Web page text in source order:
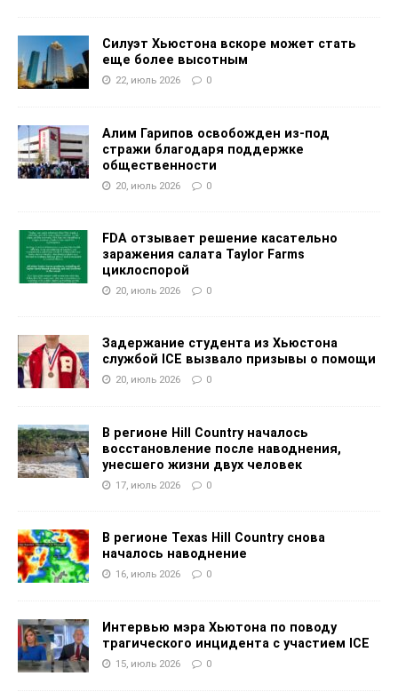
Силуэт Хьюстона вскоре может стать
еще более высотным
22, июль 2026 0
Алим Гарипов освобожден из-под
стражи благодаря поддержке
общественности
20, июль 2026 0
FDA отзывает решение касательно
заражения салата Taylor Farms
циклоспорой
20, июль 2026 0
Задержание студента из Хьюстона
службой ICE вызвало призывы о помощи
20, июль 2026 0
В регионе Hill Country началось
восстановление после наводнения,
унесшего жизни двух человек
17, июль 2026 0
В регионе Texas Hill Country снова
началось наводнение
16, июль 2026 0
Интервью мэра Хьютона по поводу
трагического инцидента с участием ICE
15, июль 2026 0